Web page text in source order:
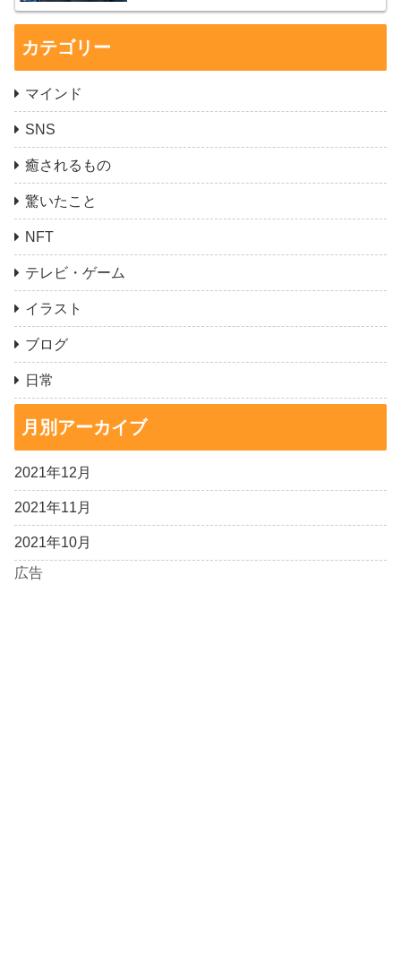
カテゴリー
マインド
SNS
癒されるもの
驚いたこと
NFT
テレビ・ゲーム
イラスト
ブログ
日常
月別アーカイブ
2021年12月
2021年11月
2021年10月
広告